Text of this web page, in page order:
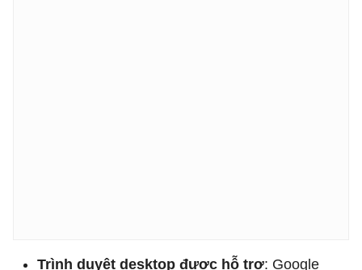
Trình duyệt desktop được hỗ trợ: Google